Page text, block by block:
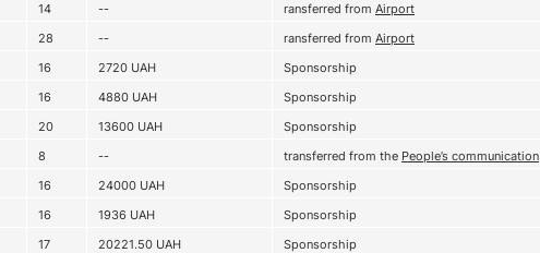
14 -- ransferred from Airport
28 -- ransferred from Airport
16 2720 UAH
Sponsorship
16 4880 UAH
Sponsorship
20 13600 UAH
Sponsorship
8 -- transferred from the People’s communication
16 24000 UAH
Sponsorship
16 1936 UAH
Sponsorship
17 20221.50 UAH
Sponsorship